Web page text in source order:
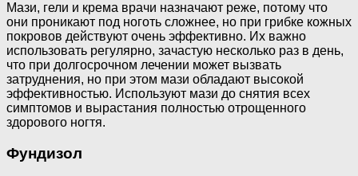
Мази, гели и крема врачи назначают реже, потому что
они проникают под ноготь сложнее, но при грибке кожных
покровов действуют очень эффективно. Их важно
использовать регулярно, зачастую несколько раз в день,
что при долгосрочном лечении может вызвать
затруднения, но при этом мази обладают высокой
эффективностью. Используют мази до снятия всех
симптомов и вырастания полностью отрощенного
здорового ногтя.
Фундизол